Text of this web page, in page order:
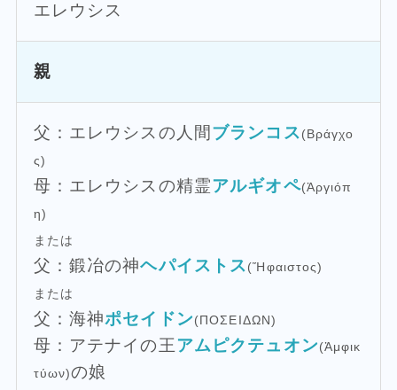
エレウシス
親
父：エレウシスの人間 ブランコス(Βράγχο
ς)
母：エレウシスの精霊アルギオペ(Ἀργιόπ
η)
または
父：鍛冶の神ヘパイストス(Ἥφαιστος)
または
父：海神ポセイドン(ΠΟΣΕΙΔΩΝ)
母：アテナイの王アムピクテュオン(Ἀμφικ
τύων)の娘